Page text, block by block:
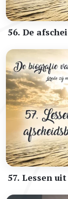
56. De
57. Lessen